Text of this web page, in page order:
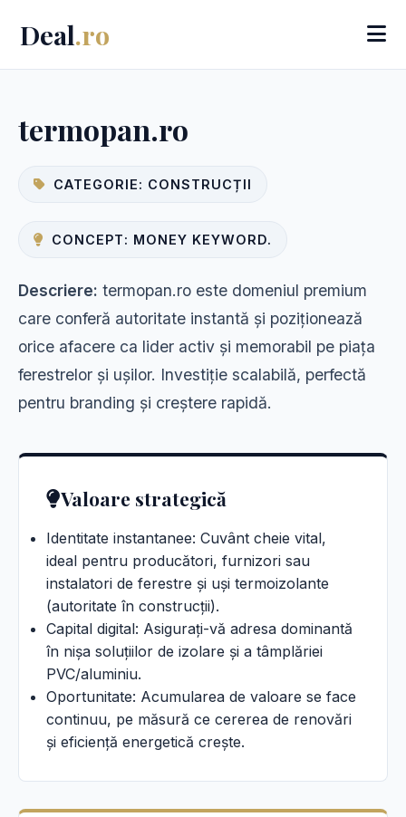
Deal.ro
termopan.ro
CATEGORIE: CONSTRUCȚII
CONCEPT: MONEY KEYWORD.
Descriere: termopan.ro este domeniul premium
care conferă autoritate instantă și poziționează
orice afacere ca lider activ și memorabil pe piața
ferestrelor și ușilor. Investiție scalabilă, perfectă
pentru branding și creștere rapidă.
Valoare strategică
Identitate instantanee: Cuvânt cheie vital,
ideal pentru producători, furnizori sau
instalatori de ferestre și uși termoizolante
(autoritate în construcții).
Capital digital: Asigurați-vă adresa dominantă
în nișa soluțiilor de izolare și a tâmplăriei
PVC/aluminiu.
Oportunitate: Acumularea de valoare se face
continuu, pe măsură ce cererea de renovări
și eficiență energetică crește.